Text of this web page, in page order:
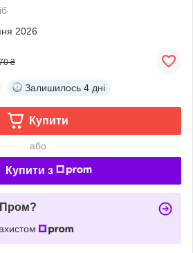
2026
₴
Залишилось 4 дні
Купити
або
Купити з
Пром?